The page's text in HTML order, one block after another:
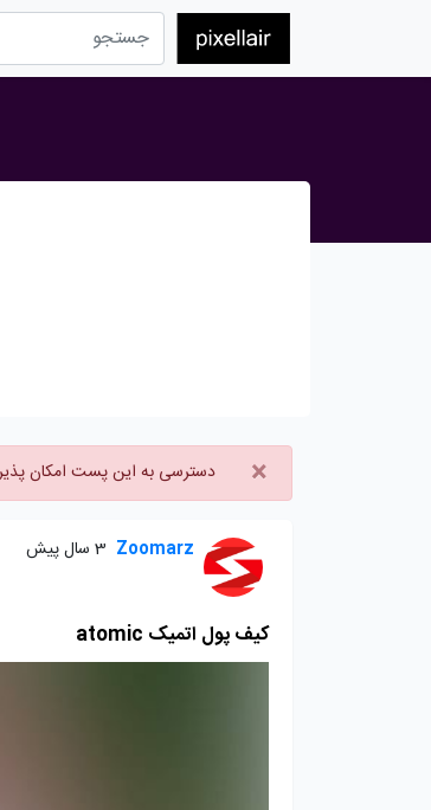
× دسترسی به این پست امکان
Zoomarz 3 سال پیش
کیف پول اتمیک atomic